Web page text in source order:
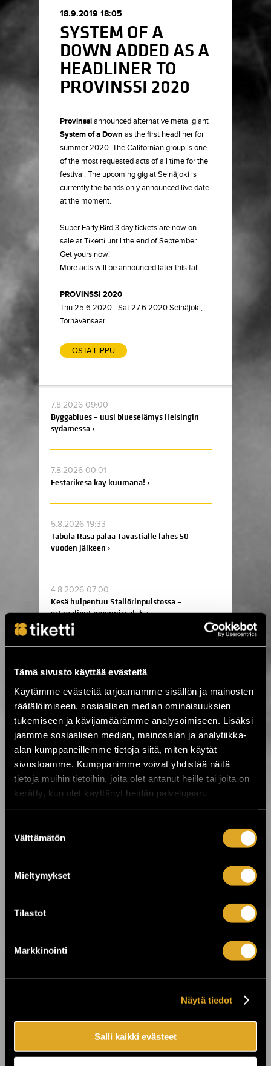
Tämä sivusto käyttää evästeitä
Käytämme evästeitä tarjoamamme sisällön ja mainosten
räätälöimiseen, sosiaalisen median ominaisuuksien
tukemiseen ja kävijämäärämme analysoimiseen. Lisäksi
jaamme sosiaalisen median, mainosalan ja analytiikka-
alan kumppaneillemme tietoja siitä, miten käytät
sivustoamme. Kumppanimme voivat yhdistää näitä
tietoja muihin tietoihin, joita olet antanut heille tai joita on
kerätty, kun olet käyttänyt heidän palvelujaan.
valinta
Välttämätön
Mieltymykset
Tilastot
Markkinointi
Näytä tiedot
Salli kaikki evästeet
18.9.2019 18:05
SYSTEM OF A
DOWN ADDED AS A
HEADLINER TO
PROVINSSI 2020
Provinssiannounced alternative metal giant
System of a Down as the first headliner for
summer 2020. The Californian group is one
of the most requested acts of all time for the
festival. The upcoming gig at Seinäjoki is
currently the bands only announced live date
at the moment.
Super Early Bird 3 day tickets are now on
sale at Tiketti until the end of September.
Get yours now!
More acts will be announced later this fall.
PROVINSSI 2020
Thu 25.6.2020 - Sat 27.6.2020 Seinäjoki,
Törnävänsaari
OSTA LIPPU
7.8.2026 09:00
Byggablues – uusi blueselämys Helsingin
sydämessä ›
7.8.2026 00:01
Festarikesä käy kuumana! ›
5.8.2026 19:33
Tabula Rasa palaa Tavastialle lähes 50
vuoden jälkeen ›
4.8.2026 07:00
Kesä huipentuu Stallörinpuistossa –
ystäväliput myynnissä! ☀️ ›
VILLIT ensi-ilta lähestyy: Koe
ainutlaatuinen elämys Kajaanissa! ›
3.8.2026 10:15
Ole mukana tekemässä historiaa –
varmista paikkasi eurotaistoon nyt! ›
24.7.2026 11:00
KuPS vastaan Sabah Kuopion Väre
Areenalla! ›
- koko viikon huippukeikkoja ›
21.7.2026 10:00
17.7.2026 15:00
SOPP tuo kesän lasiin Helsingissä, Turussa
ja Oulussa! ›